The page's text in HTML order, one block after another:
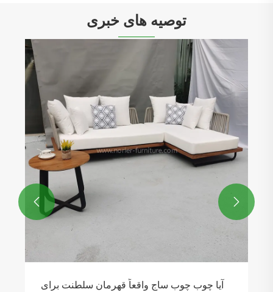
توصیه های خبری
نحوه تعمیر مبلمان چوبی کپک زده در فضای باز
بیشتر ببینید >>
 